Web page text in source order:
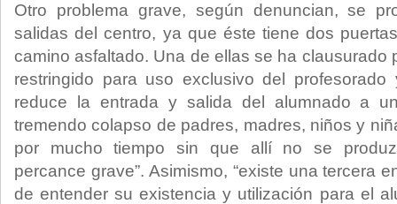
Otro problema grave, según denuncian, se
salidas del centro, ya que éste tiene dos
camino asfaltado. Una de ellas se ha clausurado
restringido para uso exclusivo del
reduce la entrada y salida del alumnado a
tremendo colapso de padres, madres, niños y
por mucho tiempo sin que allí no se
percance grave”. Asimismo, “existe una tercera
de entender su existencia y utilización para el